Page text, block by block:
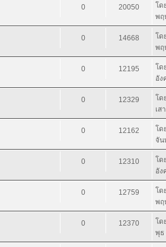
0 20050 โด
พฤ
0 14668 โด
พฤ
0 12195 โด
อัง
0 12329 โด
เส
0 12162 โด
จัน
0 12310 โด
อัง
0 12759 โด
พฤ
0 12370 โด
พุธ